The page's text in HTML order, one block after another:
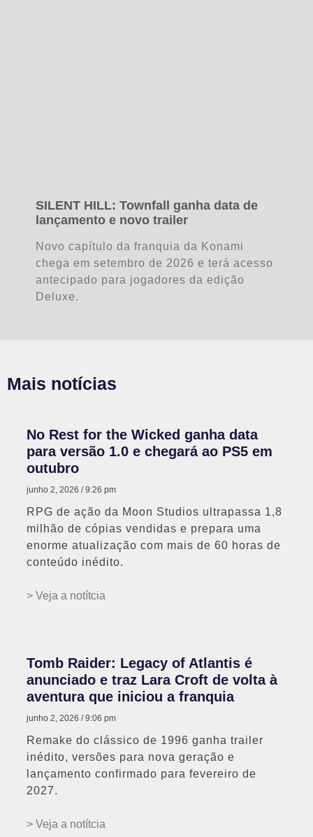
SILENT HILL: Townfall ganha data de
lançamento e novo trailer
Novo capítulo da franquia da Konami
chega em setembro de 2026 e terá acesso
antecipado para jogadores da edição
Deluxe.
Mais notícias
No Rest for the Wicked ganha data
para versão 1.0 e chegará ao PS5 em
outubro
junho 2, 2026 9:26 pm
RPG de ação da Moon Studios ultrapassa 1,8
milhão de cópias vendidas e prepara uma
enorme atualização com mais de 60 horas de
conteúdo inédito.
> Veja a notítcia
Tomb Raider: Legacy of Atlantis é
anunciado e traz Lara Croft de volta à
aventura que iniciou a franquia
junho 2, 2026 9:06 pm
Remake do clássico de 1996 ganha trailer
inédito, versões para nova geração e
lançamento confirmado para fevereiro de
2027.
> Veja a notítcia